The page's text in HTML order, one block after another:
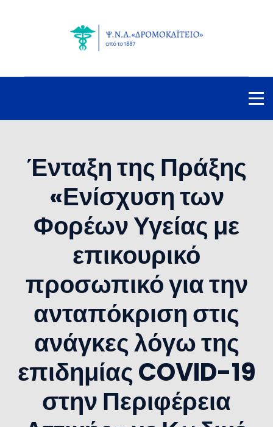
Ένταξη της Πράξης
«Ενίσχυση των
Φορέων Υγείας με
επικουρικό
προσωπικό για την
ανταπόκριση στις
ανάγκες λόγω της
επιδημίας COVID-19
στην Περιφέρεια